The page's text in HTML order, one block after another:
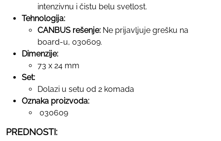
intenzivnu i čistu belu svetlost.
Tehnologija:
CANBUS rešenje: Ne prijavljuje grešku na
board-u, 030609.
Dimenzije:
73 x 24 mm
Set:
Dolazi u setu od 2 komada
Oznaka proizvoda:
030609
PREDNOSTI: